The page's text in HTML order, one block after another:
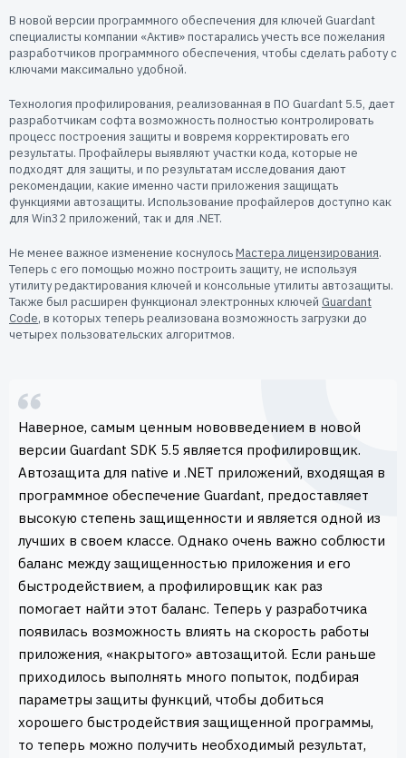
Пресс-центр
Новости
Экспертиза
Пресс-кит
Техническая поддержка
В новой версии программного обеспечения для ключей Guardant
специалисты компании «Актив» постарались учесть все пожелания
разработчиков программного обеспечения, чтобы сделать работу с
ключами максимально удобной.
Технология профилирования, реализованная в ПО Guardant 5.5, дает
разработчикам софта возможность полностью контролировать
процесс построения защиты и вовремя корректировать его
результаты. Профайлеры выявляют участки кода, которые не
подходят для защиты, и по результатам исследования дают
рекомендации, какие именно части приложения защищать
функциями автозащиты. Использование профайлеров доступно как
для Win32 приложений, так и для .NET.
Не менее важное изменение коснулосьМастера лицензирования.
Теперь с его помощью можно построить защиту, не используя
утилиту редактирования ключей и консольные утилиты автозащиты.
Также был расширен функционал электронных ключей Guardant
Code, в которых теперь реализована возможность загрузки до
четырех пользовательских алгоритмов.
Наверное, самым ценным нововведением в новой
версии Guardant SDK 5.5 является профилировщик.
Автозащита для native и .NET приложений, входящая в
программное обеспечение Guardant, предоставляет
высокую степень защищенности и является одной из
лучших в своем классе. Однако очень важно соблюсти
баланс между защищенностью приложения и его
быстродействием, а профилировщик как раз
помогает найти этот баланс. Теперь у разработчика
появилась возможность влиять на скорость работы
приложения, «накрытого» автозащитой. Если раньше
приходилось выполнять много попыток, подбирая
параметры защиты функций, чтобы добиться
хорошего быстродействия защищенной программы,
то теперь можно получить необходимый результат,